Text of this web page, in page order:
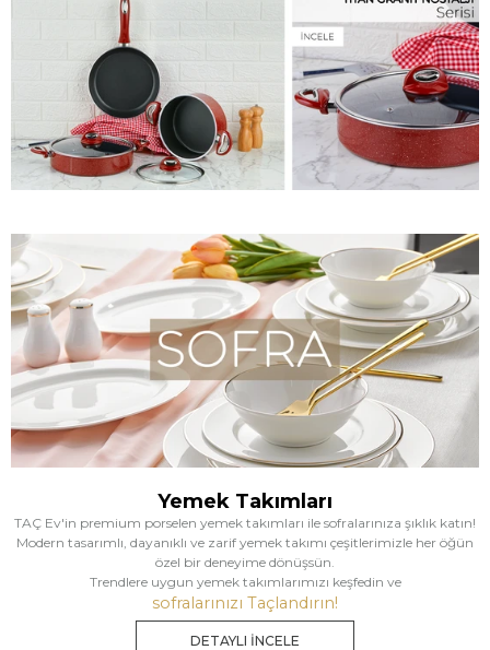
Yemek Takımları
TAÇ Ev'in premium porselen yemek takımları ile sofralarınıza şıklık katın!
Modern tasarımlı, dayanıklı ve zarif yemek takımı çeşitlerimizle her öğün
özel bir deneyime dönüşsün.
Trendlere uygun yemek takımlarımızı keşfedin ve
sofralarınızı Taçlandırın!
DETAYLI İNCELE